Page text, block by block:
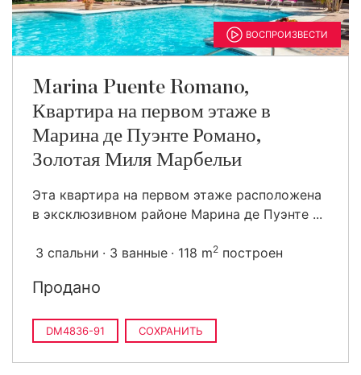
ВОСПРОИЗВЕСТИ
Marina Puente Romano,
Квартира на первом этаже в
Марина де Пуэнте Романо,
Золотая Миля Марбельи
Эта квартира на первом этаже расположена
в эксклюзивном районе Марина де Пуэнте ...
3 спальни 3 ванные 118 m2 построен
Продано
DM4836-91 СОХРАНИТЬ